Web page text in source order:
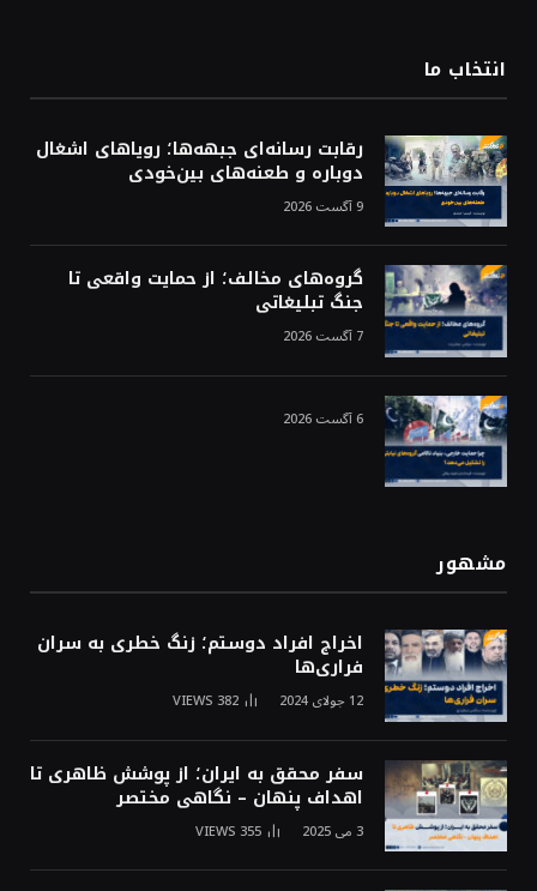
انتخاب ما
رقابت رسانه‌ای جبهه‌ها؛ رویاهای اشغال
دوباره و طعنه‌های بین‌خودی
9 آگست 2026
گروه‌های مخالف؛ از حمایت واقعی تا
جنگ تبلیغاتی
7 آگست 2026
6 آگست 2026
مشهور
اخراج افراد دوستم؛ زنگ خطری به سران
فراری‌ها
12 جولای 2024 382
VIEWS
سفر محقق به ایران؛ از پوشش ظاهری تا
اهداف پنهان – نگاهی مختصر
3 می 2025 355
VIEWS